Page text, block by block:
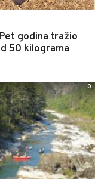
godina tražio
50 kilograma
0